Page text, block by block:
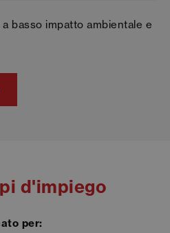
basso impatto ambientale e
d'impiego
per: